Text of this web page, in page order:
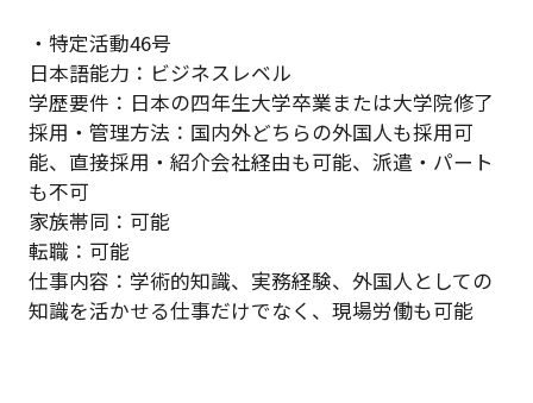
・特定活動46号
日本語能力：ビジネスレベル
学歴要件：日本の四年生大学卒業または大学院修了
採用・管理方法：国内外どちらの外国人も採用可
能、直接採用・紹介会社経由も可能、派遣・パート
も不可
家族帯同：可能
転職：可能
仕事内容：学術的知識、実務経験、外国人としての
知識を活かせる仕事だけでなく、現場労働も可能